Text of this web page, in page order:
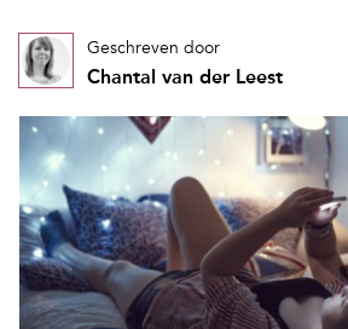
Geschreven door
Chantal van der Leest